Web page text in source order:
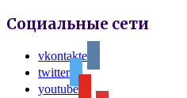
Социальные сети
vkontakte
twitter
youtube